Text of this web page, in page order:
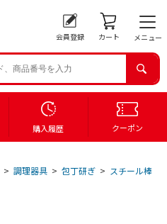
会員登録 カート メニュー
購入履歴 クーポン
> 調理器具 > 包丁研ぎ > スチール棒